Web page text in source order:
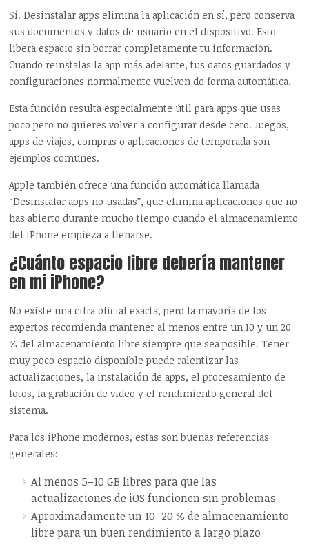
Sí. Desinstalar apps elimina la aplicación en sí, pero conserva
sus documentos y datos de usuario en el dispositivo. Esto
libera espacio sin borrar completamente tu información.
Cuando reinstalas la app más adelante, tus datos guardados y
configuraciones normalmente vuelven de forma automática.
Esta función resulta especialmente útil para apps que usas
poco pero no quieres volver a configurar desde cero. Juegos,
apps de viajes, compras o aplicaciones de temporada son
ejemplos comunes.
Apple también ofrece una función automática llamada
“Desinstalar apps no usadas”, que elimina aplicaciones que no
has abierto durante mucho tiempo cuando el almacenamiento
del iPhone empieza a llenarse.
¿Cuánto espacio libre debería mantener
en mi iPhone?
No existe una cifra oficial exacta, pero la mayoría de los
expertos recomienda mantener al menos entre un 10 y un 20
% del almacenamiento libre siempre que sea posible. Tener
muy poco espacio disponible puede ralentizar las
actualizaciones, la instalación de apps, el procesamiento de
fotos, la grabación de video y el rendimiento general del
sistema.
Para los iPhone modernos, estas son buenas referencias
generales:
Al menos 5–10 GB libres para que las
actualizaciones de iOS funcionen sin problemas
Aproximadamente un 10–20 % de almacenamiento
libre para un buen rendimiento a largo plazo